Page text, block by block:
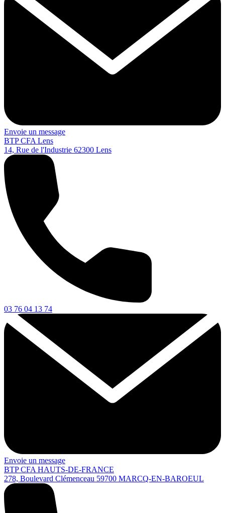
Envoie un message
BTP CFA Lens
14, Rue de l'Industrie 62300 Lens
03 76 04 13 74
Envoie un message
BTP CFA HAUTS-DE-FRANCE
278, Boulevard Clémenceau 59700 MARCQ-EN-BAROEUL